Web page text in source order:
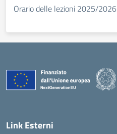
Orario delle lezioni 2025/2026
Link Esterni